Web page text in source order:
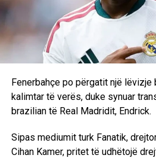
“Faleminderit”, përpara se ta
Salah ka nisur kështu një kapitull
Trabzonsporin, klub me të cilin,
yllit egjiptian, Trabzonspori synon
Galatasarayn dhe Fenerbahçen në
kampionit në Turqi.
D.L
Fenerbahçe po përgatit një
kalimtar të verës, duke synuar
brazilian të Real Madridit, Endrick.
Sipas mediumit turk Fanatik,
Cihan Kamer, pritet të udhëtojë